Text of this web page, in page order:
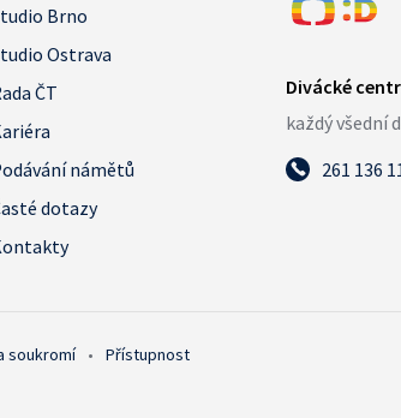
Brno
Ostrava
ČT
námětů
dotazy
261 136
soukromí • Přístupnost